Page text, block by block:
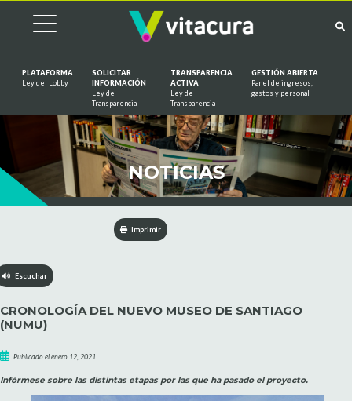
PLATAFORMA
Ley del Lobby
SOLICITAR
INFORMACIÓN
Ley de
Transparencia
TRANSPARENCIA
ACTIVA
Ley de
Transparencia
GESTIÓN ABIERTA
Panel de ingresos,
gastos y personal
NOTICIAS
Imprimir
Escuchar
CRONOLOGÍA DEL NUEVO MUSEO DE SANTIAGO
(NUMU)
Publicado el enero 12, 2021
Infórmese sobre las distintas etapas por las que ha pasado el proyecto.